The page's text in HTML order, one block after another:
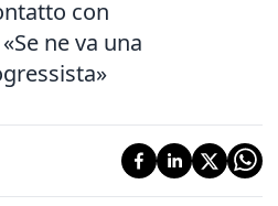
con
ne va una